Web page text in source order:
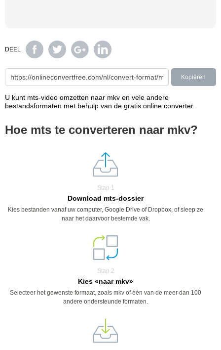
DEEL
Kopiëren
U kunt mts-video omzetten naar mkv en vele andere
bestandsformaten met behulp van de gratis online converter.
Hoe mts te converteren naar mkv?
Stap 1
Download mts-dossier
Kies bestanden vanaf uw computer, Google Drive of Dropbox, of sleep ze
naar het daarvoor bestemde vak.
Stap 2
Kies «naar mkv»
Selecteer het gewenste formaat, zoals mkv of één van de meer dan 100
andere ondersteunde formaten.